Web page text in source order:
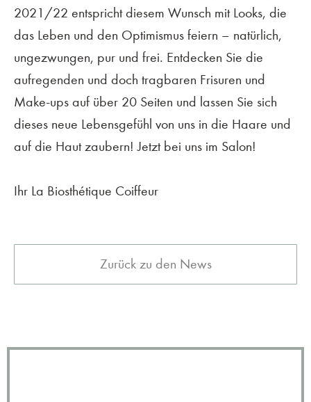
2021/22 entspricht diesem Wunsch mit Looks, die
das Leben und den Optimismus feiern – natürlich,
ungezwungen, pur und frei. Entdecken Sie die
aufregenden und doch tragbaren Frisuren und
Make-ups auf über 20 Seiten und lassen Sie sich
dieses neue Lebensgefühl von uns in die Haare und
auf die Haut zaubern! Jetzt bei uns im Salon!
Ihr La Biosthétique Coiffeur
Zurück zu den News